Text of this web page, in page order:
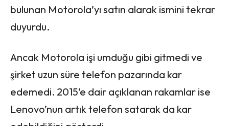
bulunan Motorola’yı satın alarak ismini tekrar
duyurdu.
Ancak Motorola işi umduğu gibi gitmedi ve
şirket uzun süre telefon pazarında kar
edemedi. 2015’e dair açıklanan rakamlar ise
Lenovo’nun artık telefon satarak da kar